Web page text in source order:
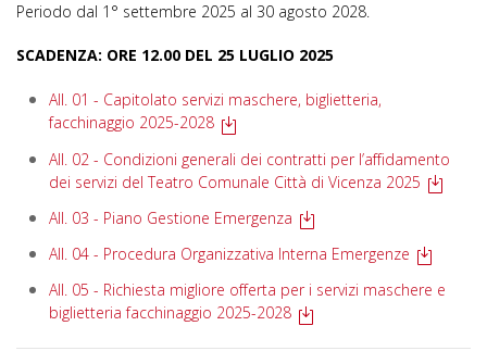
Periodo dal 1° settembre 2025 al 30 agosto 2028.
SCADENZA: ORE 12.00 DEL 25 LUGLIO 2025
All. 01 - Capitolato servizi maschere, biglietteria,
facchinaggio 2025-2028
All. 02 - Condizioni generali dei contratti per l’affidamento
dei servizi del Teatro Comunale Città di Vicenza 2025
All. 03 - Piano Gestione Emergenza
All. 04 - Procedura Organizzativa Interna Emergenze
All. 05 - Richiesta migliore offerta per i servizi maschere e
biglietteria facchinaggio 2025-2028